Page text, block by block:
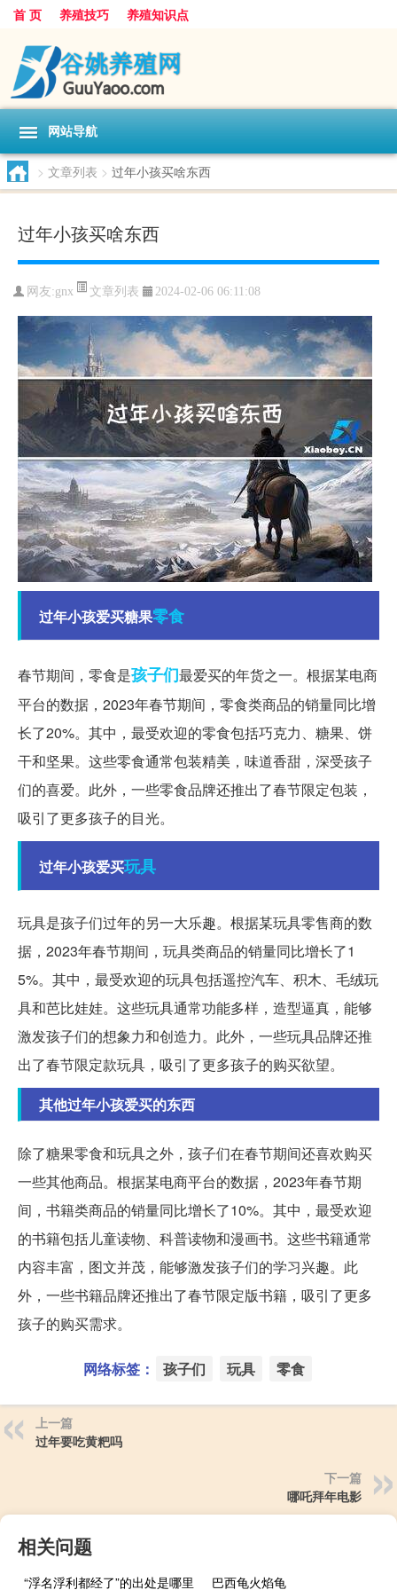
首 页 养殖技巧 养殖知识点
网站导航
> 文章列表 > 过年小孩买啥东西
过年小孩买啥东西
网友:gnx 文章列表 2024-02-06 06:11:08
过年小孩爱买糖果零食
春节期间，零食是孩子们最爱买的年货之一。根据某电商
平台的数据，2023年春节期间，零食类商品的销量同比增
长了20%。其中，最受欢迎的零食包括巧克力、糖果、饼
干和坚果。这些零食通常包装精美，味道香甜，深受孩子
们的喜爱。此外，一些零食品牌还推出了春节限定包装，
吸引了更多孩子的目光。
过年小孩爱买玩具
玩具是孩子们过年的另一大乐趣。根据某玩具零售商的数
据，2023年春节期间，玩具类商品的销量同比增长了1
5%。其中，最受欢迎的玩具包括遥控汽车、积木、毛绒玩
具和芭比娃娃。这些玩具通常功能多样，造型逼真，能够
激发孩子们的想象力和创造力。此外，一些玩具品牌还推
出了春节限定款玩具，吸引了更多孩子的购买欲望。
其他过年小孩爱买的东西
除了糖果零食和玩具之外，孩子们在春节期间还喜欢购买
一些其他商品。根据某电商平台的数据，2023年春节期
间，书籍类商品的销量同比增长了10%。其中，最受欢迎
的书籍包括儿童读物、科普读物和漫画书。这些书籍通常
内容丰富，图文并茂，能够激发孩子们的学习兴趣。此
外，一些书籍品牌还推出了春节限定版书籍，吸引了更多
孩子的购买需求。
网络标签： 孩子们 玩具 零食
上一篇
过年要吃黄粑吗
下一篇
哪吒拜年电影
相关问题
“浮名浮利都经了”的出处是哪里 巴西龟火焰龟